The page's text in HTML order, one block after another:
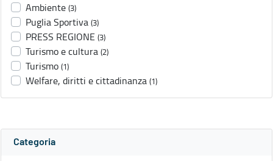
Ambiente (3)
Puglia Sportiva (3)
PRESS REGIONE (3)
Turismo e cultura (2)
Turismo (1)
Welfare, diritti e cittadinanza (1)
Categoria